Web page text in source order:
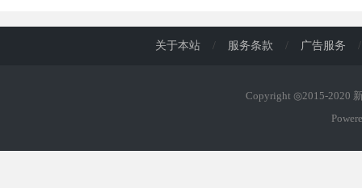
关于本站 / 服务条款 / 广告服务 /
Copyright ◎2015-2020